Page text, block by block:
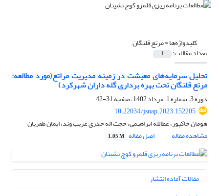
کلیدواژه‌ها =مرتع قلنگان
تعداد مقالات: 1
تحلیل سرمایه‌های معیشت در زمینه مدیریت مراتع(مورد مطالعه:
مرتع قلنگان تحت بهره برداری گله داران شهرکرد)
دوره 3، شماره 1، مرداد 1402، صفحه
31-42
10.22034/jsnap.2023.152205
هومان خاکپور، عطالله ابراهیمی، حجت اله خدری غریب وند، ایمان ظفریان
مشاهده مقاله
اصل مقاله 1.05 M
مقالات آماده انتشار